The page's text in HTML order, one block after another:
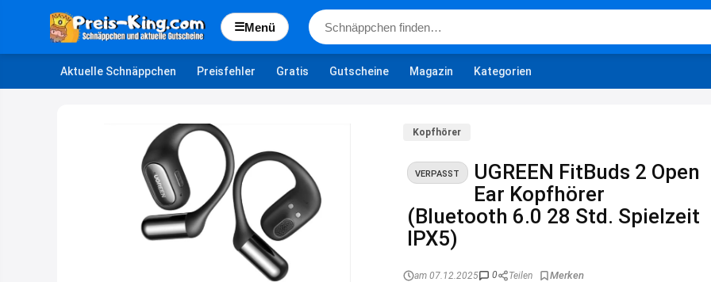
☰Menü
Aktuelle Schnäppchen Preisfehler Gratis Gutscheine Magazin Kategorien
Kopfhörer
VERPASST
UGREEN FitBuds 2 Open
Ear Kopfhörer
(Bluetooth 6.0 28 Std. Spielzeit
IPX5)
am 07.12.2025 0 Teilen